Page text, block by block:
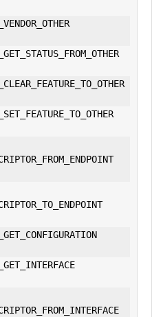
_FROM_ENDPOINT
_TO_ENDPOINT
GET_CONFIGURATION
GET_INTERFACE
_FROM_INTERFACE